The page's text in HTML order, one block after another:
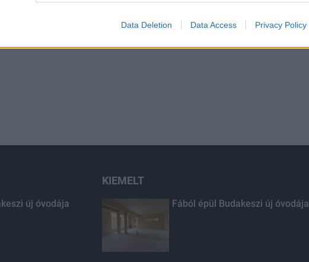
Data Deletion Data Access Privacy Policy
új óvodája
KIEMELT
Fából épül Budakeszi új óvodája